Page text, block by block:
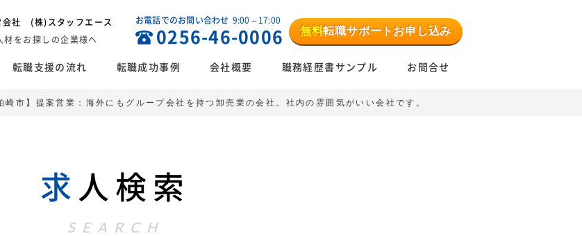
会社 (株)スタッフエース
材をお探しの企業様へ
お電話でのお問い合わせ 9:00～17:00
0256-46-0006 無料転職サポートお申し込み
転職支援の流れ 転職成功事例 会社概要 職務経歴書サンプル お問合せ
崎市】提案営業：海外にもグループ会社を持つ卸売業の会社。社内の雰囲気がいい会社です。
求 人検索
SEARCH